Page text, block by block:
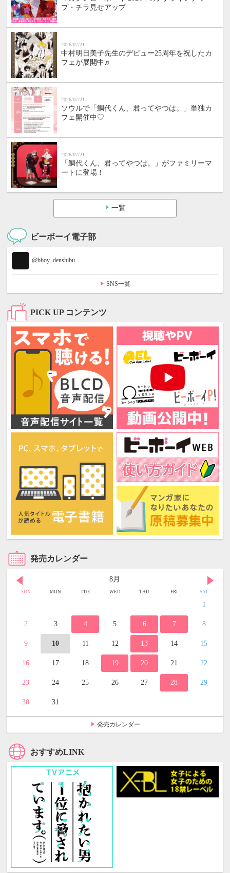
プ・チラ見せアップ
2026/07/21
中村明日美子先生のデビュー25周年を祝したカ
フェが展開中♬
2026/07/21
ソウルで「鯛代くん、君ってやつは。」単独カ
フェ開催中♡
2026/07/21
「鯛代くん、君ってやつは。」がファミリーマ
ートに登場！
一覧
ビーボーイ電子部
@bboy_denshibu
SNS一覧
PICK UP コンテンツ
発売カレンダー
8月
SUN MON TUE WED THU FRI SAT
1
2 3 4 5 6 7 8
9 10 11 12 13 14 15
16 17 18 19 20 21 22
23 24 25 26 27 28 29
30 31
発売カレンダー
おすすめLINK